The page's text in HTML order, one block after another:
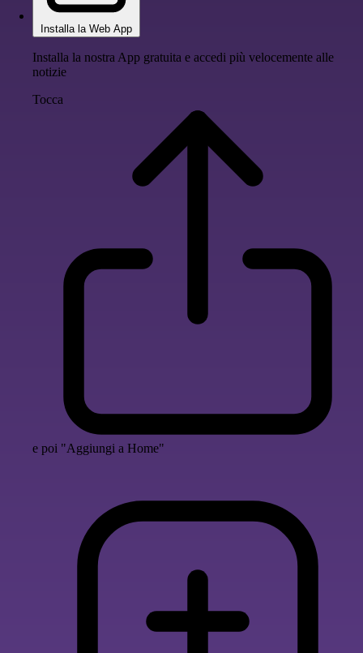
Installa la Web App
Installa la nostra App gratuita e accedi più velocemente alle
notizie
Tocca
e poi "Aggiungi a Home"